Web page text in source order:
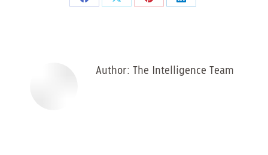
Share
Share
Share
Share
Author: The Intelligence Team